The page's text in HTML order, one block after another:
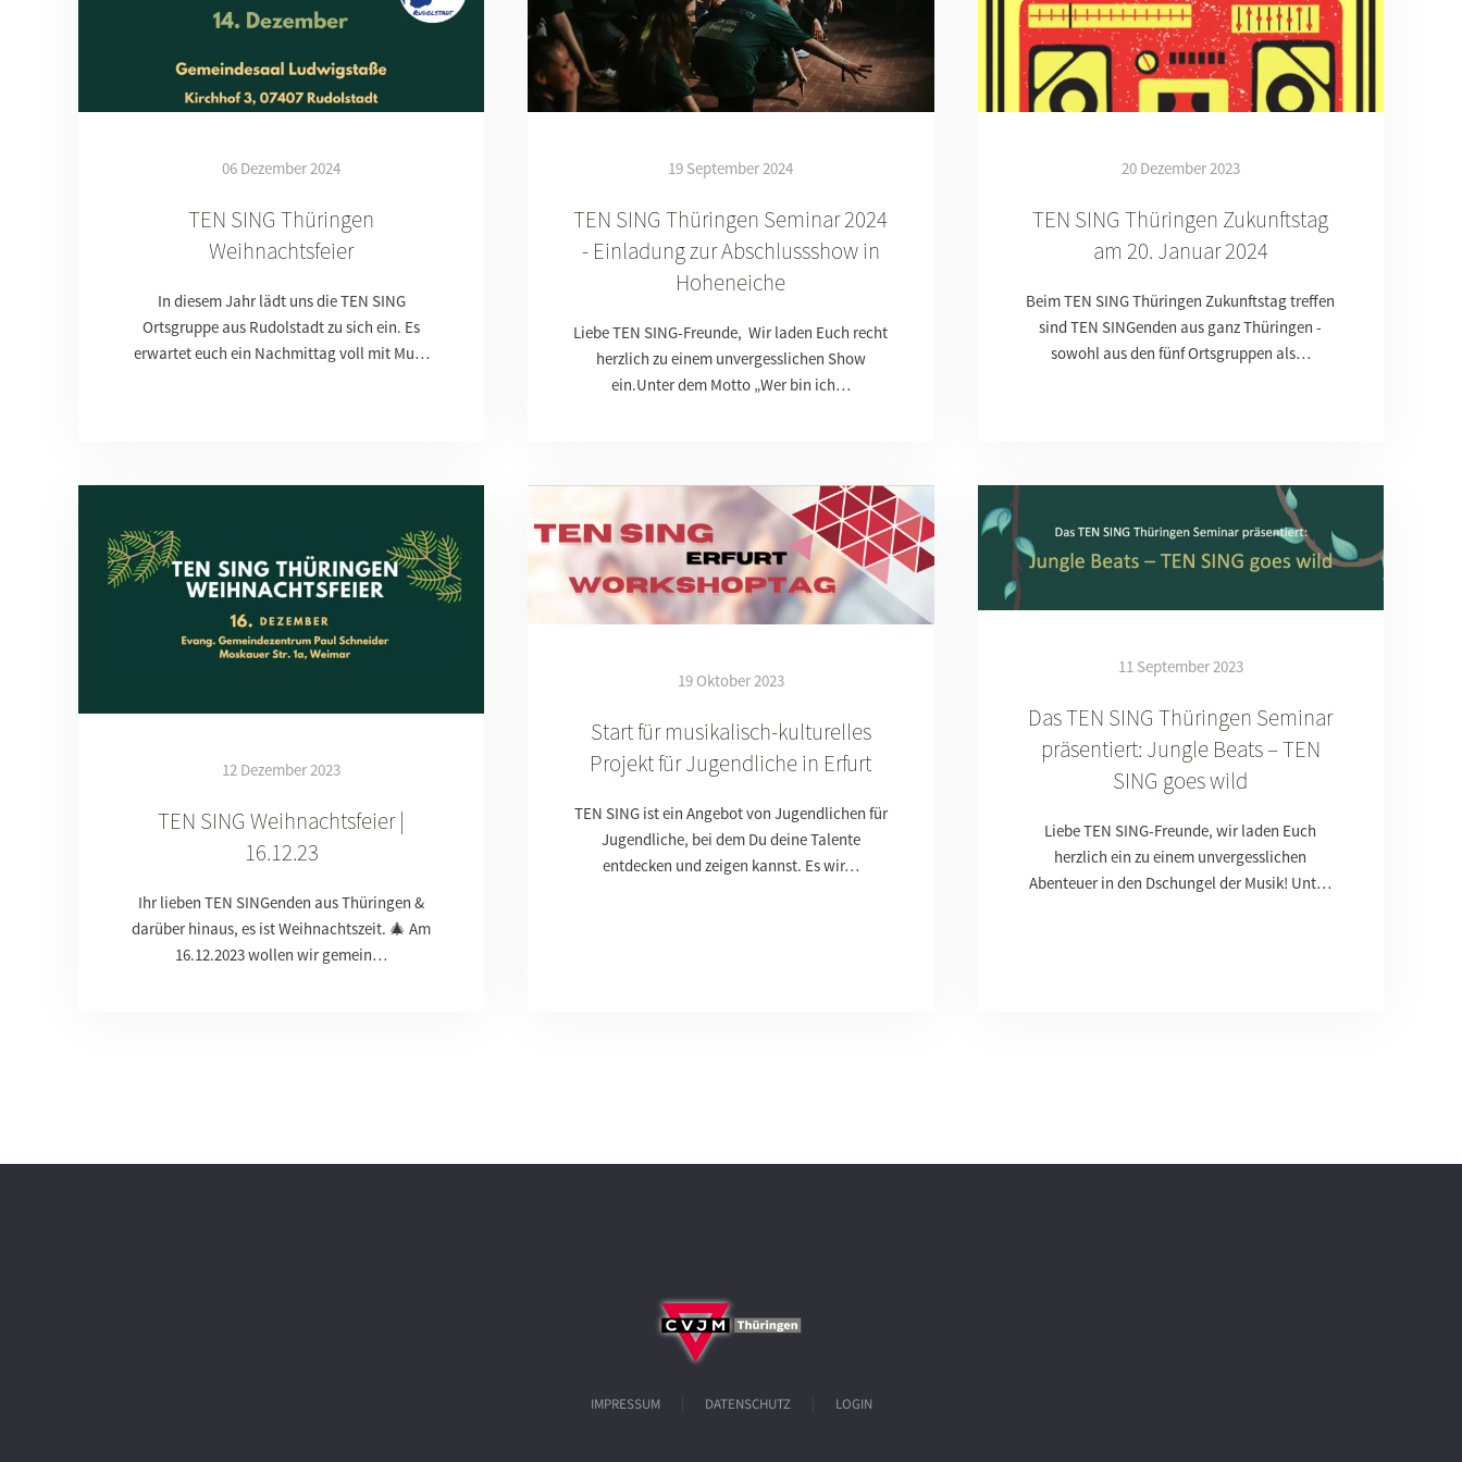
06 Dezember 2024
TEN SING Thüringen
Weihnachtsfeier
In diesem Jahr lädt uns die TEN SING
Ortsgruppe aus Rudolstadt zu sich ein. Es
erwartet euch ein Nachmittag voll mit Mu…
19 September 2024
TEN SING Thüringen Seminar 2024
- Einladung zur Abschlussshow in
Hoheneiche
Liebe TEN SING-Freunde, Wir laden Euch recht
herzlich zu einem unvergesslichen Show
ein.Unter dem Motto „Wer bin ich…
20 Dezember 2023
TEN SING Thüringen Zukunftstag
am 20. Januar 2024
Beim TEN SING Thüringen Zukunftstag treffen
sind TEN SINGenden aus ganz Thüringen -
sowohl aus den fünf Ortsgruppen als…
12 Dezember 2023
TEN SING Weihnachtsfeier |
16.12.23
Ihr lieben TEN SINGenden aus Thüringen &
darüber hinaus, es ist Weihnachtszeit. 🎄 Am
16.12.2023 wollen wir gemein…
19 Oktober 2023
Start für musikalisch-kulturelles
Projekt für Jugendliche in Erfurt
TEN SING ist ein Angebot von Jugendlichen für
Jugendliche, bei dem Du deine Talente
entdecken und zeigen kannst. Es wir…
11 September 2023
Das TEN SING Thüringen Seminar
präsentiert: Jungle Beats – TEN
SING goes wild
Liebe TEN SING-Freunde, wir laden Euch
herzlich ein zu einem unvergesslichen
Abenteuer in den Dschungel der Musik! Unt…
IMPRESSUM DATENSCHUTZ LOGIN